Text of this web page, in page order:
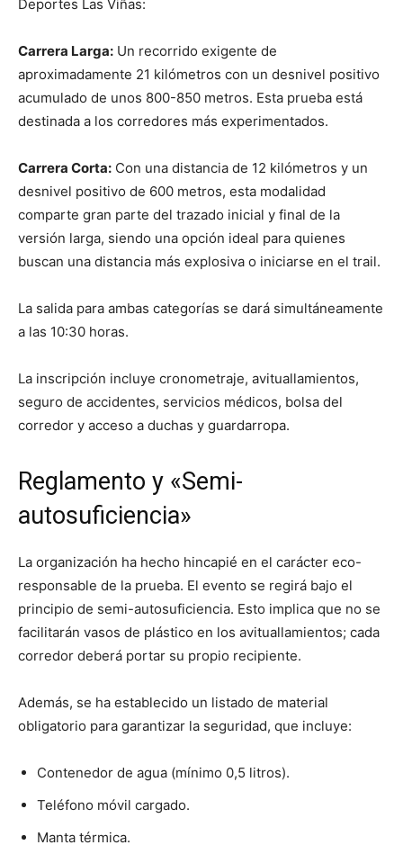
Deportes Las Viñas:
Carrera Larga: Un recorrido exigente de
aproximadamente 21 kilómetros con un desnivel positivo
acumulado de unos 800-850 metros. Esta prueba está
destinada a los corredores más experimentados.
Carrera Corta: Con una distancia de 12 kilómetros y un
desnivel positivo de 600 metros, esta modalidad
comparte gran parte del trazado inicial y final de la
versión larga, siendo una opción ideal para quienes
buscan una distancia más explosiva o iniciarse en el trail.
La salida para ambas categorías se dará simultáneamente
a las 10:30 horas.
La inscripción incluye cronometraje, avituallamientos,
seguro de accidentes, servicios médicos, bolsa del
corredor y acceso a duchas y guardarropa.
Reglamento y «Semi-
autosuficiencia»
La organización ha hecho hincapié en el carácter eco-
responsable de la prueba. El evento se regirá bajo el
principio de semi-autosuficiencia. Esto implica que no se
facilitarán vasos de plástico en los avituallamientos; cada
corredor deberá portar su propio recipiente.
Además, se ha establecido un listado de material
obligatorio para garantizar la seguridad, que incluye:
Contenedor de agua (mínimo 0,5 litros).
Teléfono móvil cargado.
Manta térmica.